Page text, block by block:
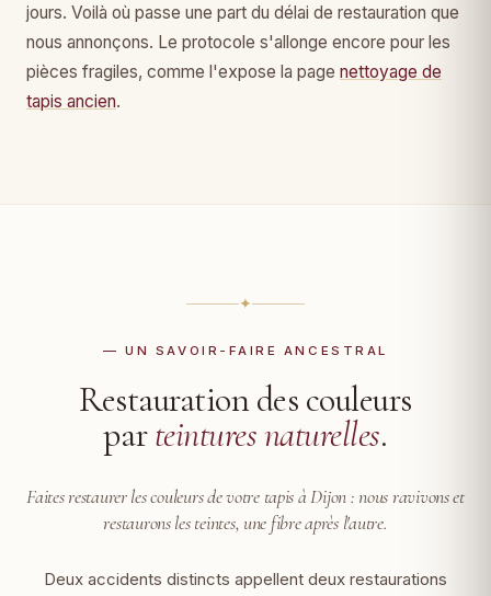
jours. Voilà où passe une part du délai de restauration que
nous annonçons. Le protocole s'allonge encore pour les
pièces fragiles, comme l'expose la page nettoyage de
tapis ancien.
✦
— UN SAVOIR-FAIRE ANCESTRAL
Restauration des couleurs
parteintures naturelles.
Faites restaurer les couleurs de votre tapis à Dijon :nous ravivons et
restaurons les teintes, une fibre après l'autre.
Deux accidents distincts appellent deux restaurations